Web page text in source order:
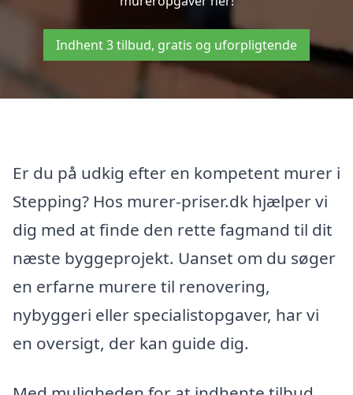
Indhent 3 tilbud, gratis og uforpligtende
Er du på udkig efter en kompetent murer i
Stepping? Hos murer-priser.dk hjælper vi
dig med at finde den rette fagmand til dit
næste byggeprojekt. Uanset om du søger
en erfarne murere til renovering,
nybyggeri eller specialistopgaver, har vi
en oversigt, der kan guide dig.